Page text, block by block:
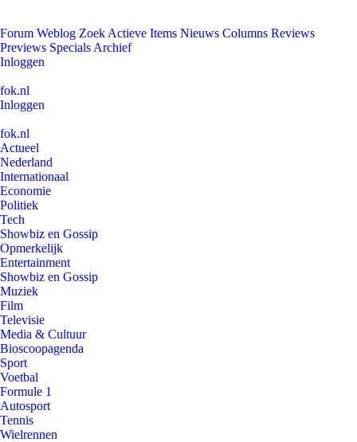
Forum Weblog Zoek Actieve Items Nieuws Columns Reviews
Previews Specials Archief
Inloggen
fok.nl
Inloggen
fok.nl
Actueel
Nederland
Internationaal
Economie
Politiek
Tech
Showbiz en Gossip
Opmerkelijk
Entertainment
Showbiz en Gossip
Muziek
Film
Televisie
Media & Cultuur
Bioscoopagenda
Sport
Voetbal
Formule 1
Autosport
Tennis
Wielrennen